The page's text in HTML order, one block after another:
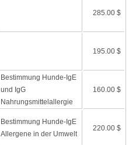
285.00 $
195.00 $
Bestimmung Hunde-IgE
und IgG
Nahrungsmittelallergie
160.00 $
Bestimmung Hunde-IgE
Allergene in der Umwelt
220.00 $